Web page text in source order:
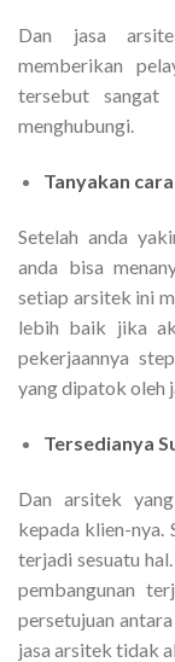
Dan jasa
memberikan
tersebut
menghubungi.
Tanyakan
Setelah anda
anda bisa
setiap arsitek ini
lebih baik jika
pekerjaannya
yang dipatok oleh
Tersedianya
Dan arsitek
kepada klien-nya.
terjadi sesuatu
pembangunan
persetujuan
jasa arsitek tidak